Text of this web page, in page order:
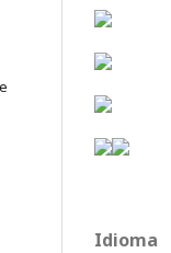
Idioma